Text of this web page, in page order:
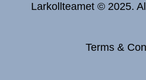
Larkollteamet © 2025.
Terms &